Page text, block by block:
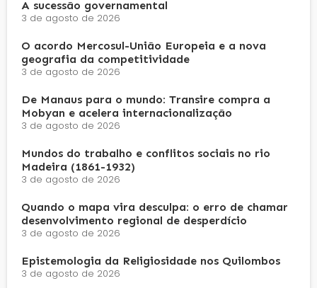
A sucessão governamental
3 de agosto de 2026
O acordo Mercosul-União Europeia e a nova
geografia da competitividade
3 de agosto de 2026
De Manaus para o mundo: Transire compra a
Mobyan e acelera internacionalização
3 de agosto de 2026
Mundos do trabalho e conflitos sociais no rio
Madeira (1861-1932)
3 de agosto de 2026
Quando o mapa vira desculpa: o erro de chamar
desenvolvimento regional de desperdício
3 de agosto de 2026
Epistemologia da Religiosidade nos Quilombos
3 de agosto de 2026